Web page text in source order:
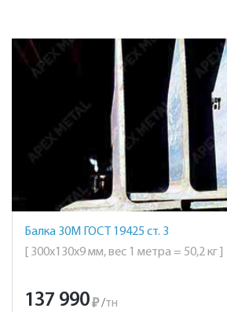
Балка 30М ГОСТ 19425 ст. 3
[ 300х130х9 мм, вес 1 метра = 50,2 кг ]
137 990₽ /тн